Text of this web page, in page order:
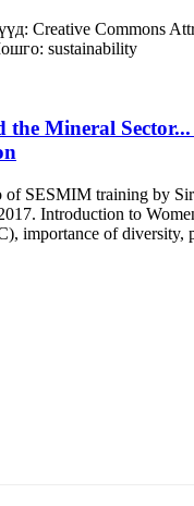
Creative Commons
sustainability
the Mineral
of SESMIM training by
Introduction to
importance of diversity,